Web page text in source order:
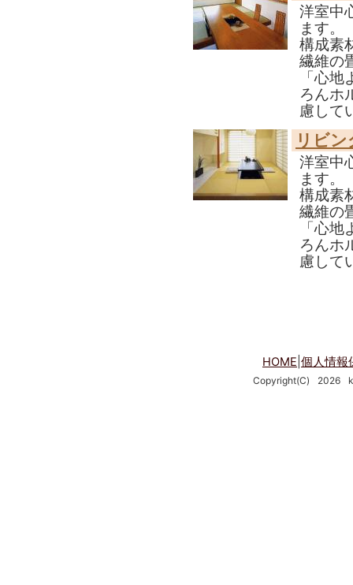
洋室中
ます。
構成素
繊維の
「心
ろんホ
慮して
リビ
洋室中
ます。
構成素
繊維の
「心
ろんホ
慮して
HOME 個人情報
Copyright(C) 2026